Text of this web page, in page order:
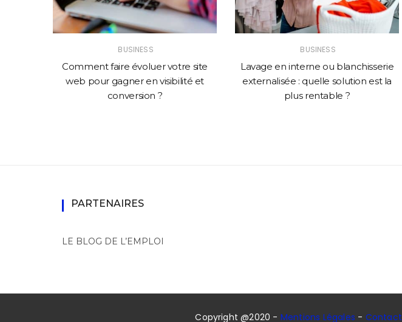
BUSINESS
Comment faire évoluer votre site
web pour gagner en visibilité et
conversion ?
BUSINESS
Lavage en interne ou blanchisserie
externalisée : quelle solution est la
plus rentable ?
PARTENAIRES
LE BLOG DE L’EMPLOI
Copyright @2020 - Mentions Légales - Contact